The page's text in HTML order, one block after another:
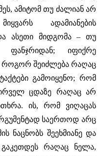
ამიტომ თუ ძალიან არ
ადამიანების
ასეთი მიდგომა ‒ თუ
ფანჯრიდან; იფიქრე
როგორ შეიძლება რაღაც
გამოიყენო; რომ
ცდაზე რაღაც არ
ის, რომ ვიღაცას
საერთოდ არც
ნაცნობს შეეხმიანე და
რაღაც ნელა,